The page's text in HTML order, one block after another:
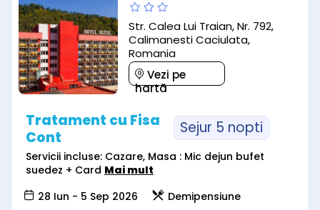
Str. Calea Lui Traian, Nr. 792,
Calimanesti Caciulata,
Romania
Vezi pe
hartă
Tratament cu Fisa
Cont
Sejur 5 nopti
Servicii incluse: Cazare, Masa : Mic dejun bufet
suedez + Card Mai mult
28 Iun - 5 Sep 2026
Demipensiune